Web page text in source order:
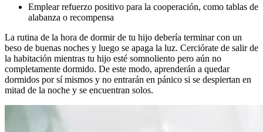
Emplear refuerzo positivo para la cooperación, como tablas de
alabanza o recompensa
La rutina de la hora de dormir de tu hijo debería terminar con un
beso de buenas noches y luego se apaga la luz. Cerciórate de salir de
la habitación mientras tu hijo esté somnoliento pero aún no
completamente dormido. De este modo, aprenderán a quedar
dormidos por sí mismos y no entrarán en pánico si se despiertan en
mitad de la noche y se encuentran solos.